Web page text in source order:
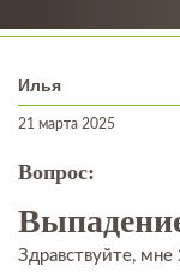
Илья
21 марта 2025
Вопрос:
Здравствуйте,